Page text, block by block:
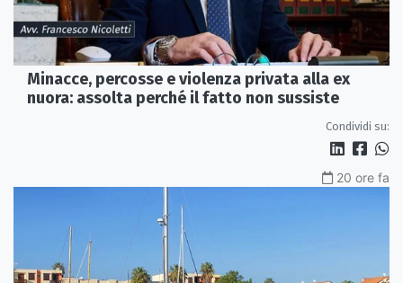
Minacce, percosse e violenza privata alla ex
nuora: assolta perché il fatto non sussiste
Condividi su:
20 ore fa